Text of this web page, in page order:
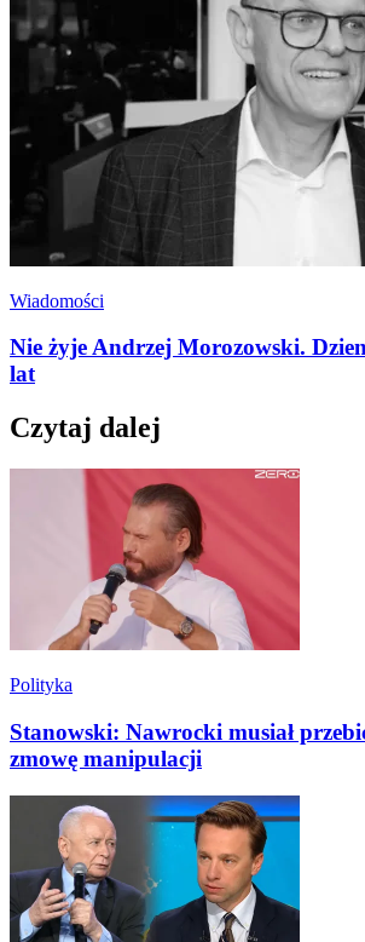
Wiadomości
Nie żyje Andrzej Morozowski.
lat
Czytaj dalej
Polityka
Stanowski: Nawrocki musiał
zmowę manipulacji